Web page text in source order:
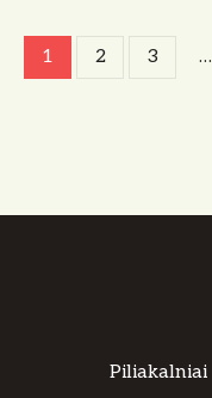
š
1 2 3 …
Piliakalniai